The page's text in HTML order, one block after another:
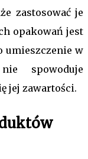
zastosować je
opakowań jest
umieszczenie w
spowoduje
jej zawartości.